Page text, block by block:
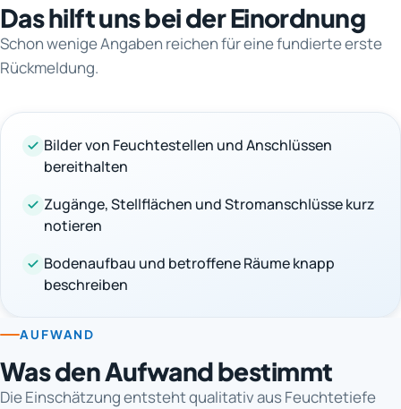
Das hilft uns bei der Einordnung
Schon wenige Angaben reichen für eine fundierte erste
Rückmeldung.
Bilder von Feuchtestellen und Anschlüssen
bereithalten
Zugänge, Stellflächen und Stromanschlüsse kurz
notieren
Bodenaufbau und betroffene Räume knapp
beschreiben
AUFWAND
Was den Aufwand bestimmt
Die Einschätzung entsteht qualitativ aus Feuchtetiefe